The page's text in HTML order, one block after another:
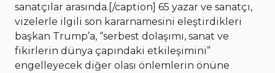
sanatçılar arasında.[/caption] 65 yazar ve sanatçı,
vizelerle ilgili son kararnamesini eleştirdikleri
başkan Trump’a, “serbest dolaşımı, sanat ve
fikirlerin dünya çapındaki etkileşimini”
engelleyecek diğer olası önlemlerin önüne